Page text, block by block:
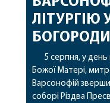
ЛІТУРГІЮ
5 серпня, у день
Божої Матері,
Варсонофій
соборі Різдва